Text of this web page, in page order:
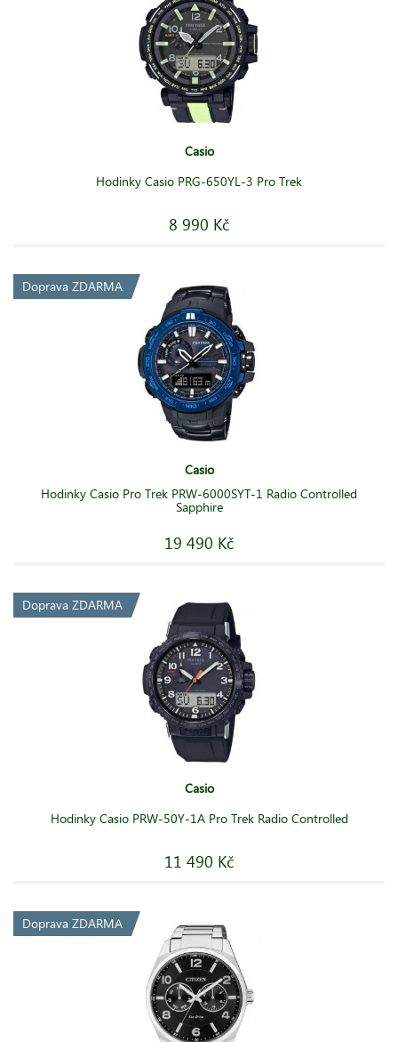
Casio
Hodinky Casio PRG-650YL-3 Pro Trek
8 990 Kč
Doprava ZDARMA
Casio
Hodinky Casio Pro Trek PRW-6000SYT-1 Radio Controlled
Sapphire
19 490 Kč
Doprava ZDARMA
Casio
Hodinky Casio PRW-50Y-1A Pro Trek Radio Controlled
11 490 Kč
Doprava ZDARMA